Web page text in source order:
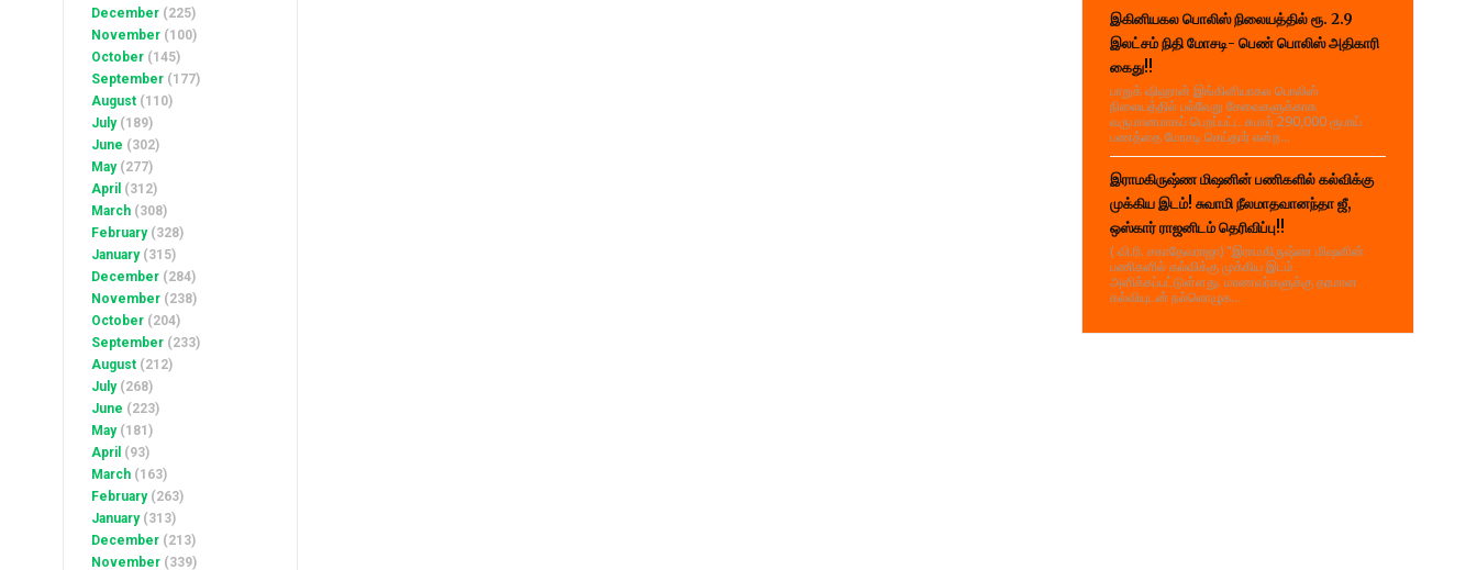
December (225)
November (100)
October (145)
September (177)
August (110)
July(189)
June (302)
May(277)
April (312)
March (308)
February(328)
January(315)
December (284)
November (238)
October (204)
September (233)
August (212)
July(268)
June (223)
May(181)
April (93)
March (163)
February(263)
January(313)
December (213)
November (339)
இகினியகல பொலிஸ் நிலையத்தில் ரூ. 2.9
இலட்சம் நிதி மோசடி- பெண் பொலிஸ் அதிகாரி
கைது!!
பாறுக் ஷிஹான் இங்கினியாகல பொலிஸ்
நிலையத்தில் பல்வேறு சேவைகளுக்காக
வருமானமாகப் பெறப்பட்ட சுமார் 290,000 ரூபாய்
பணத்தை மோசடி செய்தார் என்ற...
இராமகிருஷ்ண மிஷனின் பணிகளில் கல்விக்கு
முக்கிய இடம்! சுவாமி நீலமாதவானந்தா ஜீ,
ஒஸ்கார் ராஜனிடம் தெரிவிப்பு!!
( வி.ரி. சகாதேவராஜா) "இராமகிருஷ்ண மிஷனின்
பணிகளில் கல்விக்கு முக்கிய இடம்
அளிக்கப்பட்டுள்ளது. மாணவர்களுக்கு தரமான
கல்வியுடன் நல்லொழுக...